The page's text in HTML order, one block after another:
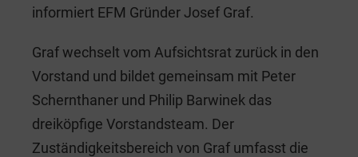
informiert EFM Gründer Josef Graf.
Graf wechselt vom Aufsichtsrat zurück in den
Vorstand und bildet gemeinsam mit Peter
Schernthaner und Philip Barwinek das
dreiköpfige Vorstandsteam. Der
Zuständigkeitsbereich von Graf umfasst die